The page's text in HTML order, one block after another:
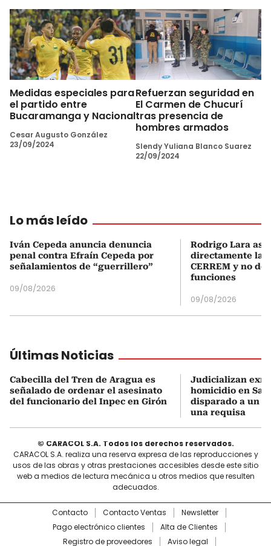
Medidas especiales para
el partido entre
Bucaramanga y Nacional
Cesar Augusto González
23/09/2024
Refuerzan seguridad en
El Carmen de Chucurí
tras presencia de
hombres armados
Slendy Yuliana Blanco Suarez
22/09/2024
Lo más leído
Iván Cepeda anuncia denuncia
penal contra Efraín Cepeda por
señalamientos de “guerrillero”
09/08/2026
Rodrigo Lara
directamente la
CERREM y no
funciones
09/08/2026
Últimas Noticias
Cabecilla del Tren de Aragua es
señalado de ordenar el asesinato
del funcionario del Inpec en Girón
Judicializan
homicidio en
disparado a un
una requisa
© CARACOL S.A. Todos los derechos reservados.
CARACOL S.A. realiza una reserva expresa de las reproducciones y
usos de las obras y otras prestaciones accesibles desde este sitio
web a medios de lectura mecánica u otros medios que resulten
adecuados.
Contacto Contacto Ventas
Newsletter
Pago electrónico clientes
Alta de Clientes
Registro de proveedores
Aviso legal